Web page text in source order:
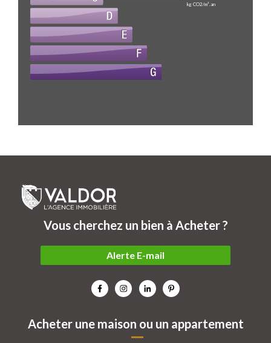
kg CO2/m².an
Acheter une maison ou un appartement
Vous cherchez un bien à Acheter ?
Alerte E-mail